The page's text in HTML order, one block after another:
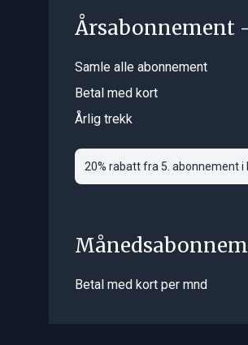
Årsabonnement
Samle alle abonnement
Betal med kort
Årlig trekk
20% rabatt fra 5. abonnement i
Betal med kort per mnd